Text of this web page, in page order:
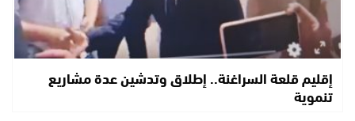
إقليم قلعة السراغنة.. إطلاق وتدشين عدة مشاريع
تنموية